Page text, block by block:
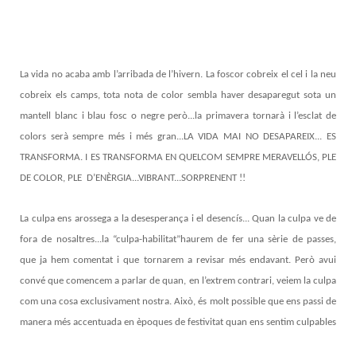
La vida no acaba amb l’arribada de l’hivern. La foscor cobreix el cel i la neu
cobreix els camps, tota nota de color sembla haver desaparegut sota un
mantell blanc i blau fosc o negre però...la primavera tornarà i l’esclat de
colors serà sempre més i més gran...LA VIDA MAI NO DESAPAREIX... ES
TRANSFORMA. I ES TRANSFORMA EN QUELCOM SEMPRE MERAVELLÓS, PLE
DE COLOR, PLE D’ENÈRGIA...VIBRANT...SORPRENENT !!
La culpa ens arossega a la desesperança i el desencís... Quan la culpa ve de
fora de nosaltres...la “culpa-habilitat”haurem de fer una sèrie de passes,
que ja hem comentat i que tornarem a revisar més endavant. Però avui
convé que comencem a parlar de quan, en l’extrem contrari, veiem la culpa
com una cosa exclusivament nostra. Això, és molt possible que ens passi de
manera més accentuada en èpoques de festivitat quan ens sentim culpables